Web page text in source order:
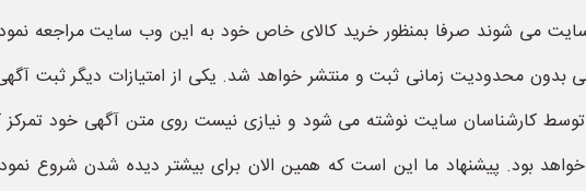
می شوند صرفا بمنظور خرید کالای خاص خود به این وب سایت مراجعه
با حافظه 256 بصورت خودکار توسط کارشناسان سایت نوشته می شود و نیازی نیست روی متن آگهی
بود. پیشنهاد ما این است که همین الان برای بیشتر دیده شدن شروع